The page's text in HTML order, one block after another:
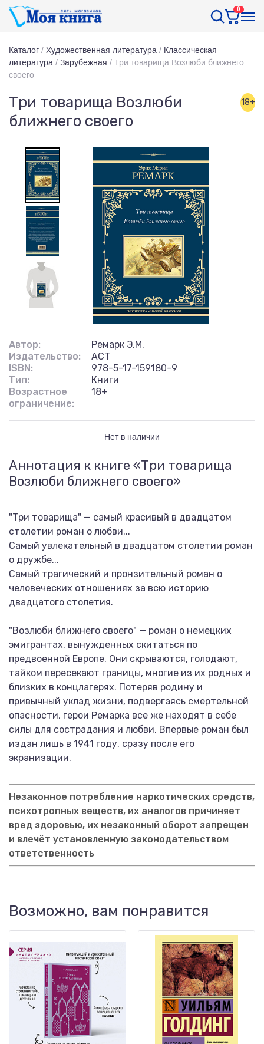
0
Каталог / Художественная литература / Классическая
литература / Зарубежная / Три товарища Возлюби ближнего
своего
Три товарища Возлюби
ближнего своего
18+
Автор:
Ремарк Э.М.
Издательство:
АСТ
ISBN:
978-5-17-159180-9
Тип:
Книги
Возрастное
ограничение:
18+
Нет в наличии
Аннотация к книге «Три товарища
Возлюби ближнего своего»
"Три товарища" — самый красивый в двадцатом
столетии роман о любви...
Самый увлекательный в двадцатом столетии роман
о дружбе...
Самый трагический и пронзительный роман о
человеческих отношениях за всю историю
двадцатого столетия.
"Возлюби ближнего своего" — роман о немецких
эмигрантах, вынужденных скитаться по
предвоенной Европе. Они скрываются, голодают,
тайком пересекают границы, многие из их родных и
близких в концлагерях. Потеряв родину и
привычный уклад жизни, подвергаясь смертельной
опасности, герои Ремарка все же находят в себе
силы для сострадания и любви. Впервые роман был
издан лишь в 1941 году, сразу после его
экранизации.
Незаконное потребление наркотических средств,
психотропных веществ, их аналогов причиняет
вред здоровью, их незаконный оборот запрещен
и влечёт установленную законодательством
ответственность
Возможно, вам понравится